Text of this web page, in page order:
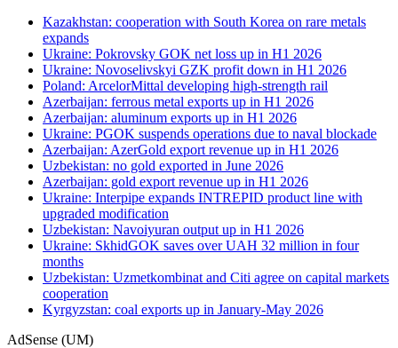
Kazakhstan: cooperation with South Korea on rare metals
expands
Ukraine: Pokrovsky GOK net loss up in H1 2026
Ukraine: Novoselivskyi GZK profit down in H1 2026
Poland: ArcelorMittal developing high-strength rail
Azerbaijan: ferrous metal exports up in H1 2026
Azerbaijan: aluminum exports up in H1 2026
Ukraine: PGOK suspends operations due to naval blockade
Azerbaijan: AzerGold export revenue up in H1 2026
Uzbekistan: no gold exported in June 2026
Azerbaijan: gold export revenue up in H1 2026
Ukraine: Interpipe expands INTREPID product line with
upgraded modification
Uzbekistan: Navoiyuran output up in H1 2026
Ukraine: SkhidGOK saves over UAH 32 million in four
months
Uzbekistan: Uzmetkombinat and Citi agree on capital markets
cooperation
Kyrgyzstan: coal exports up in January-May 2026
AdSense (UM)